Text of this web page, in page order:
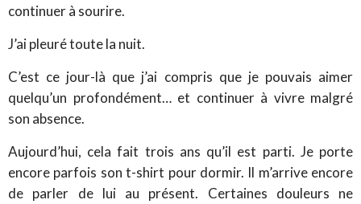
continuer à sourire.
J’ai pleuré toute la nuit.
C’est ce jour-là que j’ai compris que je pouvais aimer
quelqu’un profondément… et continuer à vivre malgré
son absence.
Aujourd’hui, cela fait trois ans qu’il est parti. Je porte
encore parfois son t-shirt pour dormir. Il m’arrive encore
de parler de lui au présent. Certaines douleurs ne